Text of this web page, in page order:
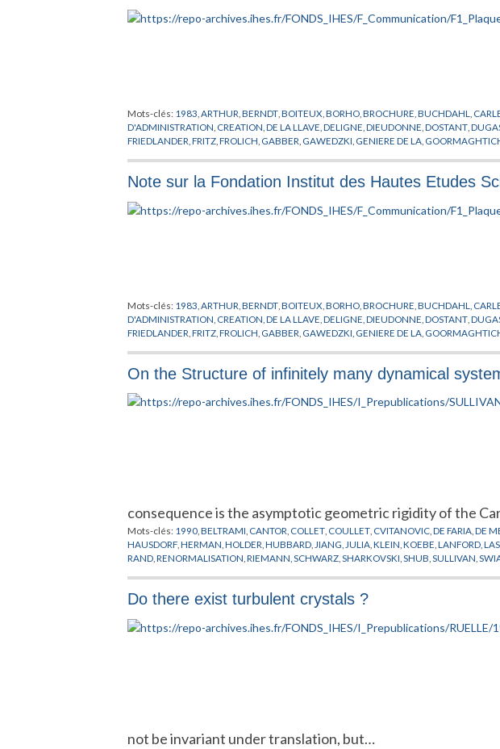
Mots-clés: 1983 ,ARTHUR ,BERNDT ,BOITEUX ,BORHO ,BROCHURE ,BUCHDAHL
D'ADMINISTRATION CREATION ,DE LA LLAVE ,DELIGNE ,DIEUDONNE ,DOSTANT ,
FRIEDLANDER ,FRITZ ,FROLICH GABBER GAWEDZKI GENIERE DE LA
MATHEMATIQUES
RADICATI,RAGUNATHAN, RECHERCHE ,REINACH ,ROBERTS,
Note sur la Fondation Institut des Hautes Etudes
Mots-clés: 1983 ARTHUR ,BERNDT ,BOITEUX ,BORHO ,BROCHURE ,BUCHDAHL
D'ADMINISTRATION CREATION ,DE LA LLAVE ,DELIGNE ,DIEUDONNE ,DOSTANT ,
FRIEDLANDER ,FRITZ ,FROLICH GABBER GAWEDZKI GENIERE DE LA
MATHEMATIQUES ,RADICATI,RAGUNATHAN,RECHERCHE, REINACH,ROBERTS,
On the Structure of infinitely many dynamical
consequence is the asymptotic geometric rigidity of the
Mots-clés: 1990 ,BELTRAMI CANTOR COLLET COULLET CVITANOVIC ,DE FARIA ,DE
HAUSDORF ,HERMAN ,HOLDER ,HUBBARD JIANG JULIA ,KLEIN ,KOEBE ,LANFORD ,
RAND ,RENORMALISATION ,RIEMANN ,SCHWARZ ,SHARKOVSKI ,SHUB ,SULLIVAN ,
Do there exist turbulent crystals ?
not be invariant under translation, but…